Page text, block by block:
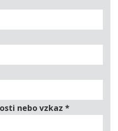
nebo vzkaz *